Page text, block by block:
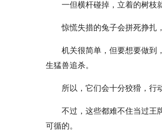
一但横杆碰掉，立着的树枝
惊慌失措的兔子会拼死挣扎
机关很简单，但要想要做到
生猛兽追杀。
所以，它们会十分狡猾，行
不过，这些都难不住当过王
可循的。